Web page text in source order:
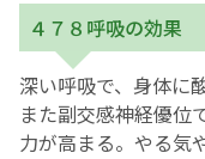
４７８呼吸の効果
深い呼吸で、身体に
また副交感神経優位
力が高まる。やる気